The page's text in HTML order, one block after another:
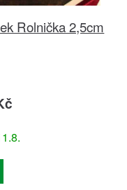
Rolnička 2,5cm